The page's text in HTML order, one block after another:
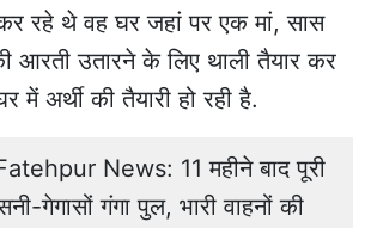
रहे थे वह घर जहां पर एक मां, सास
आरती उतारने के लिए थाली तैयार कर
अर्थी की तैयारी हो रही है.
News: 11 महीने बाद पूरी
गेगासों गंगा पुल, भारी वाहनों की